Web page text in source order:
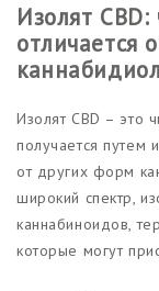
Изолят
отличается
Изолят CBD – это
получается путем
от других форм
широкий спектр,
каннабиноидов,
которые могут